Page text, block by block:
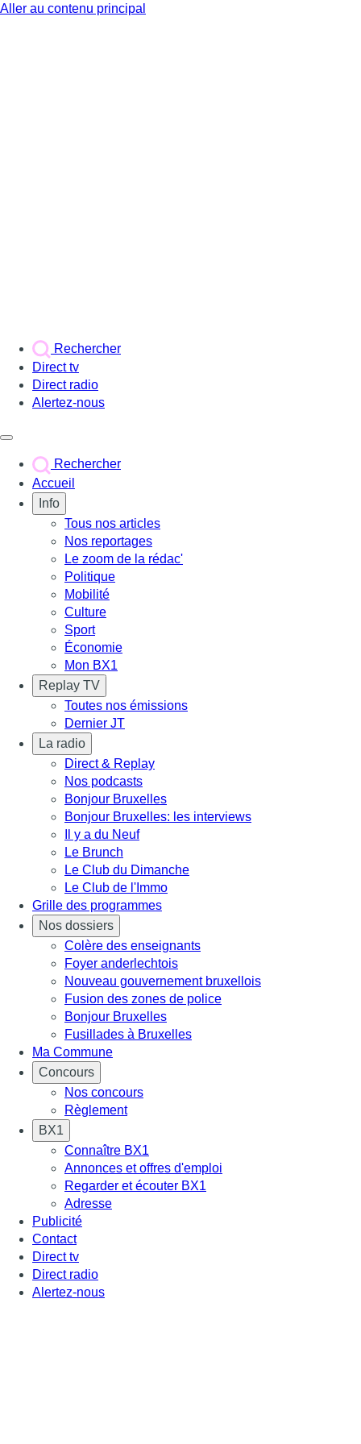
Aller au contenu principal
Rechercher
Direct tv
Direct radio
Alertez-nous
Rechercher
Accueil
Info
Tous nos articles
Nos reportages
Le zoom de la rédac'
Politique
Mobilité
Culture
Sport
Économie
Mon BX1
Replay TV
Toutes nos émissions
Dernier JT
La radio
Direct & Replay
Nos podcasts
Bonjour Bruxelles
Bonjour Bruxelles: les interviews
Il y a du Neuf
Le Brunch
Le Club du Dimanche
Le Club de l'Immo
Grille des programmes
Nos dossiers
Colère des enseignants
Foyer anderlechtois
Nouveau gouvernement bruxellois
Fusion des zones de police
Bonjour Bruxelles
Fusillades à Bruxelles
Ma Commune
Concours
Nos concours
Règlement
BX1
Connaître BX1
Annonces et offres d'emploi
Regarder et écouter BX1
Adresse
Publicité
Contact
Direct tv
Direct radio
Alertez-nous